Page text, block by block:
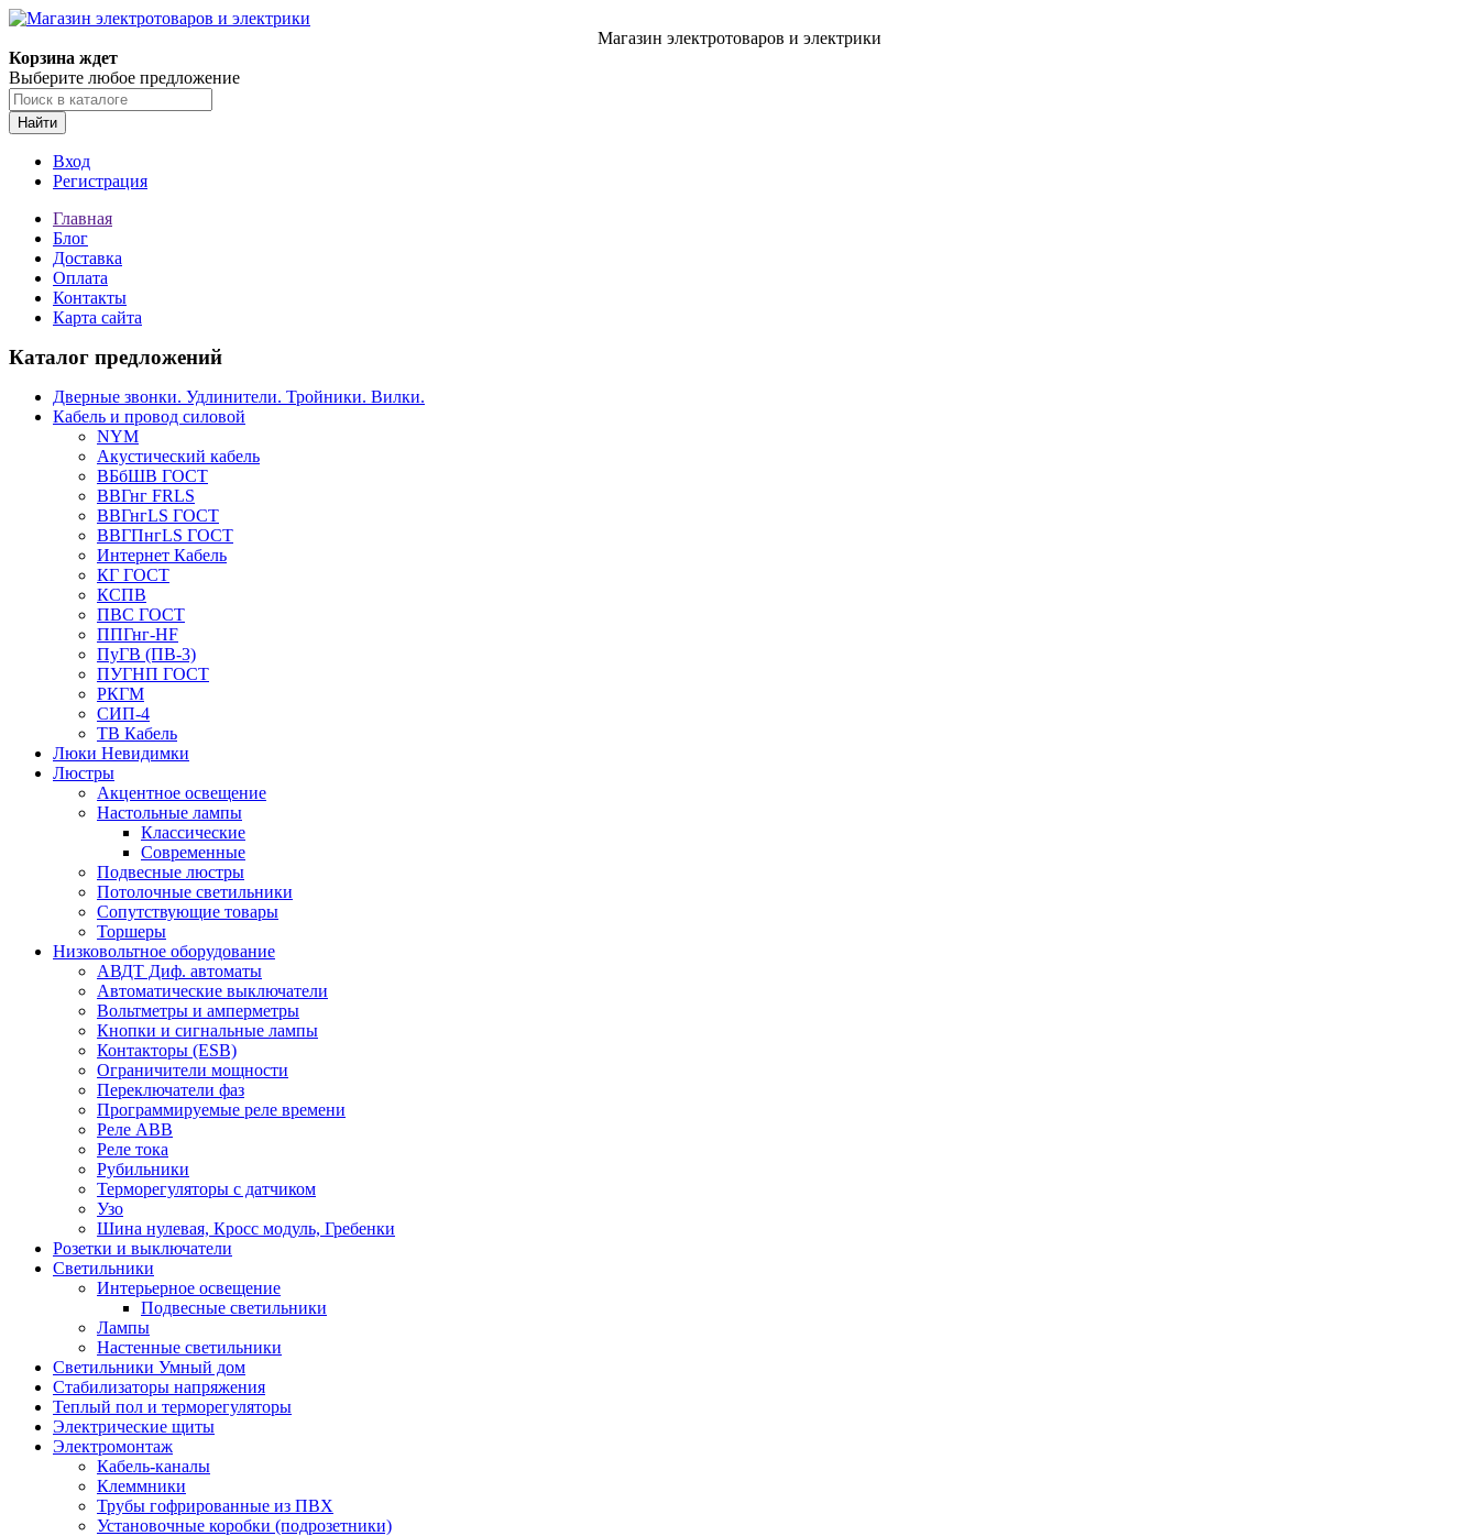
Магазин электротоваров и электрики
Корзина ждет
Выберите любое предложение
Найти
Вход
Регистрация
Главная
Блог
Доставка
Оплата
Контакты
Карта сайта
Каталог предложений
Дверные звонки. Удлинители. Тройники. Вилки.
Кабель и провод силовой
NYM
Акустический кабель
ВБбШВ ГОСТ
ВВГнг FRLS
ВВГнгLS ГОСТ
ВВГПнгLS ГОСТ
Интернет Кабель
КГ ГОСТ
КСПВ
ПВС ГОСТ
ППГнг-HF
ПуГВ (ПВ-3)
ПУГНП ГОСТ
РКГМ
СИП-4
ТВ Кабель
Люки Невидимки
Люстры
Акцентное освещение
Настольные лампы
Классические
Современные
Подвесные люстры
Потолочные светильники
Сопутствующие товары
Торшеры
Низковольтное оборудование
АВДT Диф. автоматы
Автоматические выключатели
Вольтметры и амперметры
Кнопки и сигнальные лампы
Контакторы (ESB)
Ограничители мощности
Переключатели фаз
Программируемые реле времени
Реле ABB
Реле тока
Рубильники
Терморегуляторы с датчиком
Узо
Шина нулевая, Кросс модуль, Гребенки
Розетки и выключатели
Светильники
Интерьерное освещение
Подвесные светильники
Лампы
Настенные светильники
Светильники Умный дом
Стабилизаторы напряжения
Теплый пол и терморегуляторы
Электрические щиты
Электромонтаж
Кабель-каналы
Клеммники
Трубы гофрированные из ПВХ
Установочные коробки (подрозетники)